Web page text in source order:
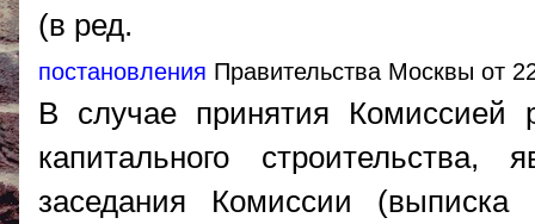
(в ред.
постановления Правительства Москвы от
В случае принятия Комиссией
капитального
заседания Комиссии